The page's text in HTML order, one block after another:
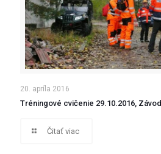
20. apríla 2016
Tréningové cvičenie 29.10.2016, Závod
Čitať viac